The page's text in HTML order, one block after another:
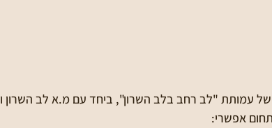
עמותת "לב רחב בלב השרון", ביחד עם מ.א לב השרון
אפשרי: